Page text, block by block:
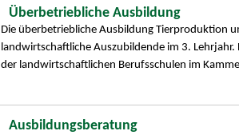
Überbetriebliche Ausbildung
Die überbetriebliche Ausbildung Tierproduktion
landwirtschaftliche Auszubildende im 3. Lehrjahr.
der landwirtschaftlichen Berufsschulen im
Ausbildungsberatung